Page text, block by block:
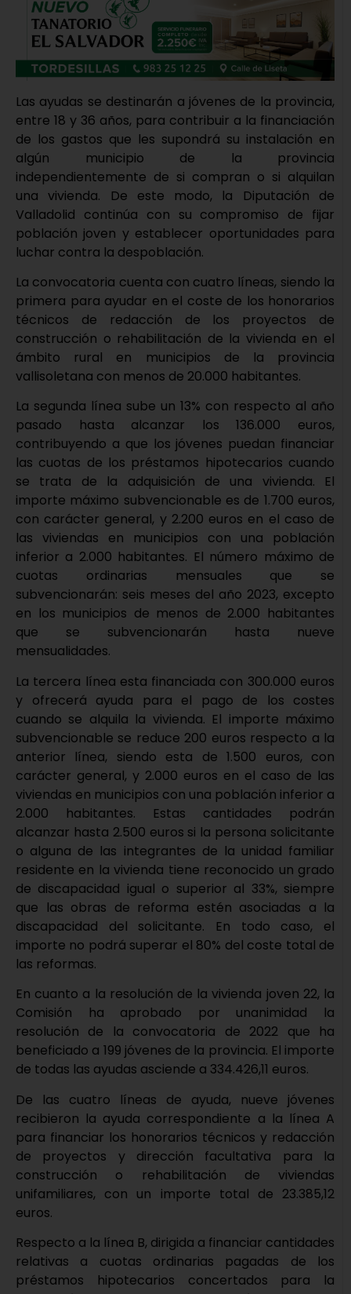
Las ayudas se destinarán a jóvenes de la provincia,
entre 18 y 36 años, para contribuir a la financiación
de los gastos que les supondrá su instalación en
algún municipio de la provincia
independientemente de si compran o si alquilan
una vivienda. De este modo, la Diputación de
Valladolid continúa con su compromiso de fijar
población joven y establecer oportunidades para
luchar contra la despoblación.
La convocatoria cuenta con cuatro líneas, siendo la
primera para ayudar en el coste de los honorarios
técnicos de redacción de los proyectos de
construcción o rehabilitación de la vivienda en el
ámbito rural en municipios de la provincia
vallisoletana con menos de 20.000 habitantes.
La segunda línea sube un 13% con respecto al año
pasado hasta alcanzar los 136.000 euros,
contribuyendo a que los jóvenes puedan financiar
las cuotas de los préstamos hipotecarios cuando
se trata de la adquisición de una vivienda. El
importe máximo subvencionable es de 1.700 euros,
con carácter general, y 2.200 euros en el caso de
las viviendas en municipios con una población
inferior a 2.000 habitantes. El número máximo de
cuotas ordinarias mensuales que se
subvencionarán: seis meses del año 2023, excepto
en los municipios de menos de 2.000 habitantes
que se subvencionarán hasta nueve
mensualidades.
La tercera línea esta financiada con 300.000 euros
y ofrecerá ayuda para el pago de los costes
cuando se alquila la vivienda. El importe máximo
subvencionable se reduce 200 euros respecto a la
anterior línea, siendo esta de 1.500 euros, con
carácter general, y 2.000 euros en el caso de las
viviendas en municipios con una población inferior a
2.000 habitantes. Estas cantidades podrán
alcanzar hasta 2.500 euros si la persona solicitante
o alguna de las integrantes de la unidad familiar
residente en la vivienda tiene reconocido un grado
de discapacidad igual o superior al 33%, siempre
que las obras de reforma estén asociadas a la
discapacidad del solicitante. En todo caso, el
importe no podrá superar el 80% del coste total de
las reformas.
En cuanto a la resolución de la vivienda joven 22, la
Comisión ha aprobado por unanimidad la
resolución de la convocatoria de 2022 que ha
beneficiado a 199 jóvenes de la provincia. El importe
de todas las ayudas asciende a 334.426,11 euros.
De las cuatro líneas de ayuda, nueve jóvenes
recibieron la ayuda correspondiente a la línea A
para financiar los honorarios técnicos y redacción
de proyectos y dirección facultativa para la
construcción o rehabilitación de viviendas
unifamiliares, con un importe total de 23.385,12
euros.
Respecto a la línea B, dirigida a financiar cantidades
relativas a cuotas ordinarias pagadas de los
préstamos hipotecarios concertados para la